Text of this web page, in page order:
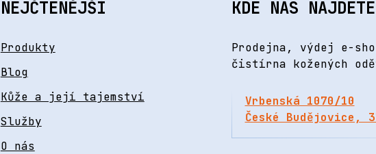
NEJČTENĚJŠÍ
Produkty
Blog
Kůže a její tajemství
Služby
O nás
KDE NÁS
Prodejna, výdej e-
čistírna kožených
Vrbenská 1070/10
České Budějovice,